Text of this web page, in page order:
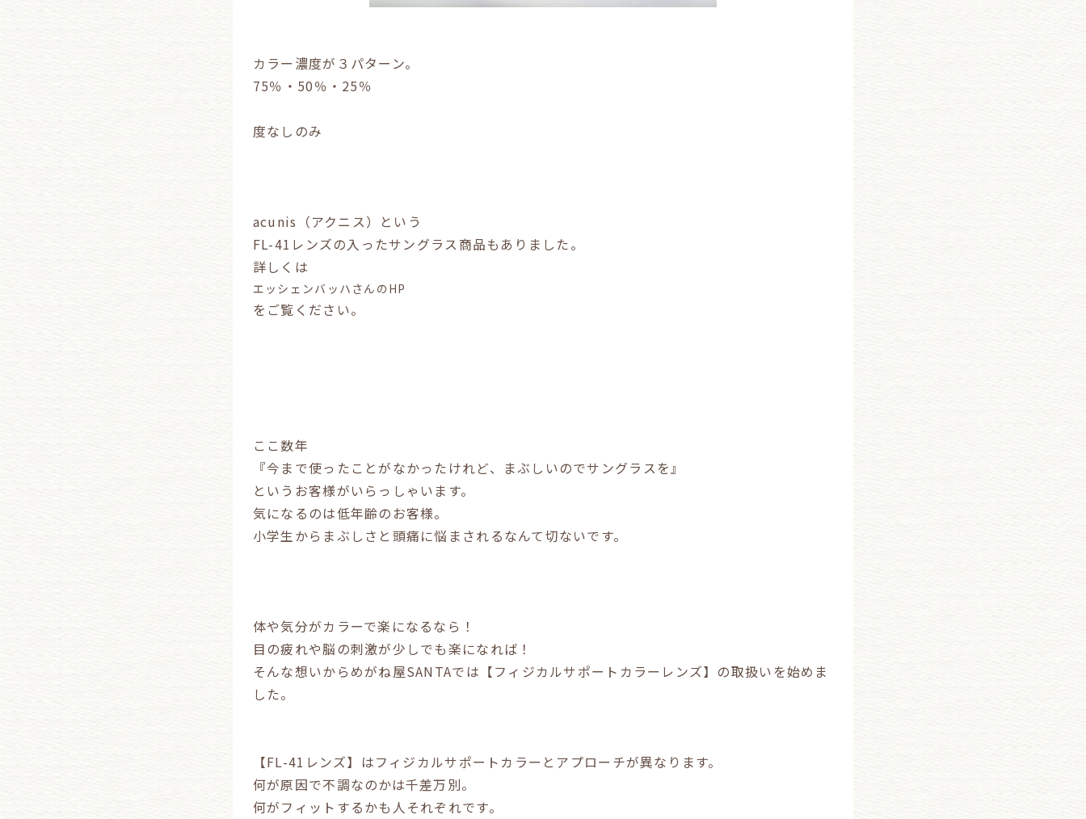
カラー濃度が３パターン。
75％・50％・25％
度なしのみ
acunis（アクニス）という
FL-41レンズの入ったサングラス商品もありました。
詳しくは
エッシェンバッハさんのHP
をご覧ください。
ここ数年
『今まで使ったことがなかったけれど、まぶしいのでサングラスを』
というお客様がいらっしゃいます。
気になるのは低年齢のお客様。
小学生からまぶしさと頭痛に悩まされるなんて切ないです。
体や気分がカラーで楽になるなら！
目の疲れや脳の刺激が少しでも楽になれば！
そんな想いからめがね屋SANTAでは【フィジカルサポートカラーレンズ】の取扱いを始めま
した。
【FL-41レンズ】はフィジカルサポートカラーとアプローチが異なります。
何が原因で不調なのかは千差万別。
何がフィットするかも人それぞれです。